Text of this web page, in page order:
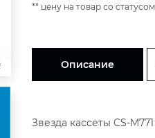
** цену на товар со
Описание
Звезда кассеты CS-М771